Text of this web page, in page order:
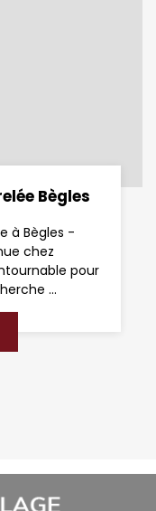
Bègles
à Bègles -
chez
pour
...